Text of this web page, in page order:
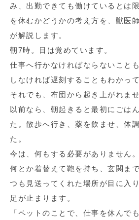
み、出勤できても働けているとは
を休むかどうかの考え方を、獣医
が解説します。
朝7時。目は覚めています。
仕事へ行かなければならないこと
しなければ遅刻することもわかって
それでも、布団から起き上がれませ
以前なら、朝起きると最初にごは
た。散歩へ行き、薬を飲ませ、体
た。
今は、何もする必要がありません。
何とか着替えて鞄を持ち、玄関ま
つも見送ってくれた場所が目に入り
足が止まります。
「ペットのことで、仕事を休んで